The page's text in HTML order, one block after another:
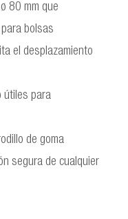
80 mm que
bolsas
el desplazamiento
útiles para
de goma
segura de cualquier